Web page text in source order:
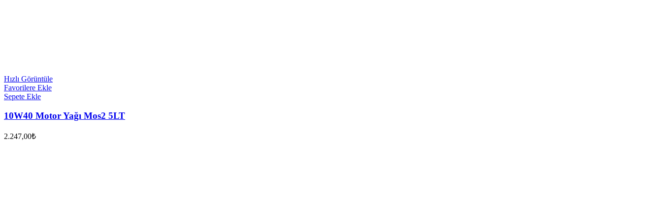
Hızlı Görüntüle
Favorilere Ekle
Sepete Ekle
10W40 Motor Yağı Mos2 5LT
2.247,00₺